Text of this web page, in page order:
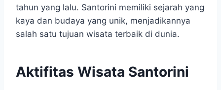
tahun yang lalu. Santorini memiliki sejarah yang
kaya dan budaya yang unik, menjadikannya
salah satu tujuan wisata terbaik di dunia.
Aktifitas Wisata Santorini